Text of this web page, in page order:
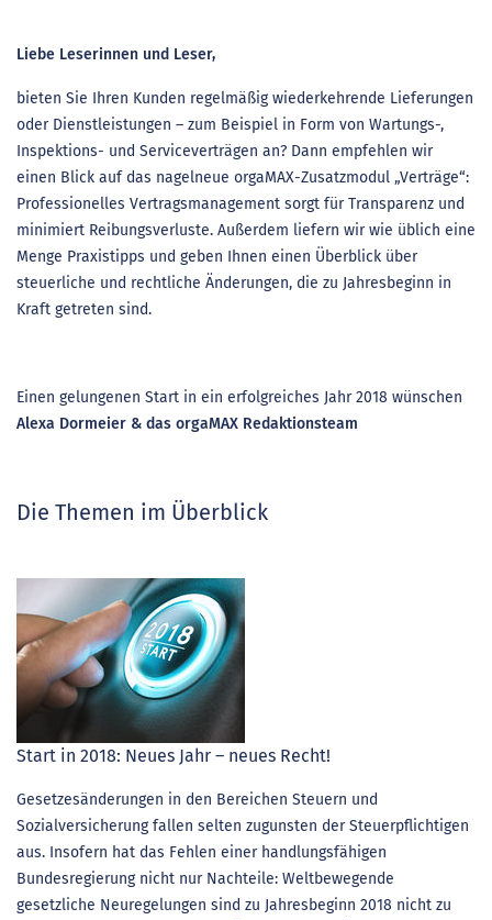
Liebe Leserinnen und Leser,
bieten Sie Ihren Kunden regelmäßig wiederkehrende Lieferungen
oder Dienstleistungen – zum Beispiel in Form von Wartungs-,
Inspektions- und Serviceverträgen an? Dann empfehlen wir
einen Blick auf das nagelneue orgaMAX-Zusatzmodul „Verträge“:
Professionelles Vertragsmanagement sorgt für Transparenz und
minimiert Reibungsverluste. Außerdem liefern wir wie üblich eine
Menge Praxistipps und geben Ihnen einen Überblick über
steuerliche und rechtliche Änderungen, die zu Jahresbeginn in
Kraft getreten sind.
Einen gelungenen Start in ein erfolgreiches Jahr 2018 wünschen
Alexa Dormeier & das orgaMAX Redaktionsteam
Die Themen im Überblick
Start in 2018: Neues Jahr – neues Recht!
Gesetzesänderungen in den Bereichen Steuern und
Sozialversicherung fallen selten zugunsten der Steuerpflichtigen
aus. Insofern hat das Fehlen einer handlungsfähigen
Bundesregierung nicht nur Nachteile: Weltbewegende
gesetzliche Neuregelungen sind zu Jahresbeginn 2018 nicht zu